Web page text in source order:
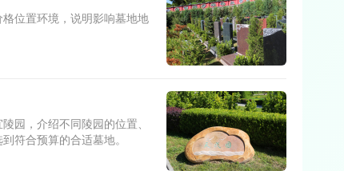
位置环境，说明影响墓地地
园，介绍不同陵园的位置、
符合预算的合适墓地。